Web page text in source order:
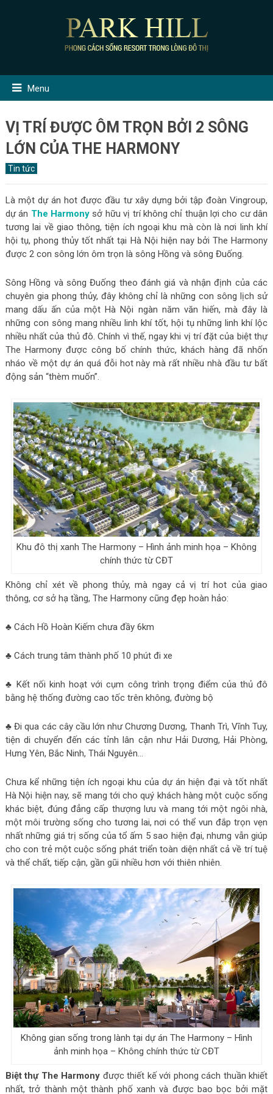
Menu
VỊ TRÍ ĐƯỢC ÔM TRỌN BỞI 2 SÔNG
LỚN CỦA THE HARMONY
Tin tức
Là một dự án hot được đầu tư xây dựng bởi tập đoàn Vingroup,
dự án The Harmony sở hữu vị trí không chỉ thuận lợi cho cư dân
tương lai về giao thông, tiện ích ngoại khu mà còn là nơi linh khí
hội tụ, phong thủy tốt nhất tại Hà Nội hiện nay bởi The Harmony
được 2 con sông lớn ôm trọn là sông Hồng và sông Đuống.
Sông Hồng và sông Đuống theo đánh giá và nhận định của các
chuyên gia phong thủy, đây không chỉ là những con sông lịch sử
mang dấu ấn của một Hà Nội ngàn năm văn hiến, mà đây là
những con sông mang nhiều linh khí tốt, hội tụ những linh khí lộc
nhiều nhất của thủ đô. Chính vì thế, ngay khi vị trí đặt của biệt thự
The Harmony được công bố chính thức, khách hàng đã nhốn
nháo về một dự án quá đỗi hot này mà rất nhiều nhà đầu tư bất
động sản “thèm muốn”.
Khu đô thị xanh The Harmony – Hình ảnh minh họa – Không
chính thức từ CĐT
Không chỉ xét về phong thủy, mà ngay cả vị trí hot của giao
thông, cơ sở hạ tầng, The Harmony cũng đẹp hoàn hảo:
♣ Cách Hồ Hoàn Kiếm chưa đầy 6km
♣ Cách trung tâm thành phố 10 phút đi xe
♣ Kết nối kinh hoạt với cụm công trình trọng điểm của thủ đô
bằng hệ thống đường cao tốc trên không, đường bộ
♣ Đi qua các cây cầu lớn như Chương Dương, Thanh Trì, Vĩnh Tuy,
tiện di chuyển đến các tỉnh lân cận như Hải Dương, Hải Phòng,
Hưng Yên, Bắc Ninh, Thái Nguyên…
Chưa kể những tiện ích ngoại khu của dự án hiện đại và tốt nhất
Hà Nội hiện nay, sẽ mang tới cho quý khách hàng một cuộc sống
khác biệt, đúng đẳng cấp thượng lưu và mang tới một ngôi nhà,
một môi trường sống cho tương lai, nơi có thể vun đắp trọn vẹn
nhất những giá trị sống của tổ ấm 5 sao hiện đại, nhưng vẫn giúp
cho con trẻ một cuộc sống phát triển toàn diện nhất cả về trí tuệ
và thể chất, tiếp cận, gần gũi nhiều hơn với thiên nhiên.
Không gian sống trong lành tại dự án The Harmony – Hình
ảnh minh họa – Không chính thức từ CĐT
Biệt thự The Harmony được thiết kế với phong cách thuần khiết
nhất, trở thành một thành phố xanh và được bao bọc bởi mặt